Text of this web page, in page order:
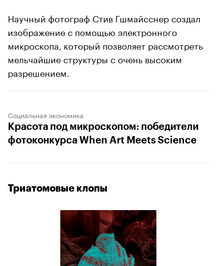
Научный фотограф Стив Гшмайсснер создал
изображение с помощью электронного
микроскопа, который позволяет рассмотреть
мельчайшие структуры с очень высоким
разрешением.
Социальная экономика
Красота под микроскопом: победители
фотоконкурса When Art Meets Science
Триатомовые клопы